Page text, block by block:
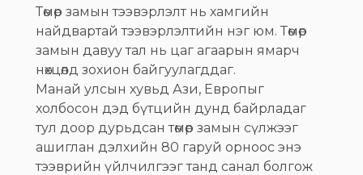
Төмөр замын тээвэрлэлт нь хамгийн
найдвартай тээвэрлэлтийн нэг юм. Төмөр
замын давуу тал нь цаг агаарын ямарч
нөхцөлд зохион байгуулагддаг.
Манай улсын хувьд Ази, Европыг
холбосон дэд бүтцийн дунд байрладаг
тул доор дурьдсан төмөр замын сүлжээг
ашиглан дэлхийн 80 гаруй орноос энэ
тээврийн үйлчилгээг танд санал болгож